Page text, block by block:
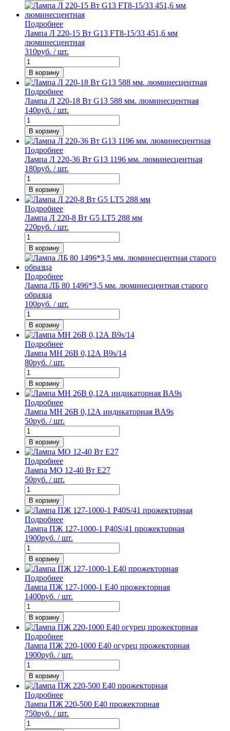
Подробнее
Лампа Л 220-15 Вт G13 FT8-15/33 451,6 мм
люминесцентная
310руб. / шт.
В корзину
Подробнее
Лампа Л 220-18 Вт G13 588 мм. люминесцентная
140руб. / шт.
В корзину
Подробнее
Лампа Л 220-36 Вт G13 1196 мм. люминесцентная
180руб. / шт.
В корзину
Подробнее
Лампа Л 220-8 Вт G5 LT5 288 мм
220руб. / шт.
В корзину
Подробнее
Лампа ЛБ 80 1496*3,5 мм. люминесцентная старого
образца
100руб. / шт.
В корзину
Подробнее
Лампа МН 26В 0,12А В9s/14
80руб. / шт.
В корзину
Подробнее
Лампа МН 26В 0,12А индикаторная BA9s
50руб. / шт.
В корзину
Подробнее
Лампа МО 12-40 Вт Е27
50руб. / шт.
В корзину
Подробнее
Лампа ПЖ 127-1000-1 P40S/41 прожекторная
1900руб. / шт.
В корзину
Подробнее
Лампа ПЖ 127-1000-1 Е40 прожекторная
1400руб. / шт.
В корзину
Подробнее
Лампа ПЖ 220-1000 Е40 огурец прожекторная
1900руб. / шт.
В корзину
Подробнее
Лампа ПЖ 220-500 Е40 прожекторная
750руб. / шт.